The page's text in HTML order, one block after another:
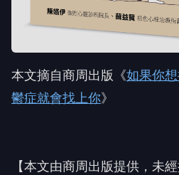
本文摘自商周出版《如果你
鬱症就會找上你》
【本文由商周出版提供，未